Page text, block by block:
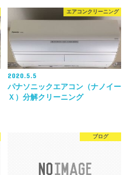
エアコンクリーニング
2020.5.5
パナソニックエアコン（ナノイー
Ｘ）分解クリーニング
ブログ